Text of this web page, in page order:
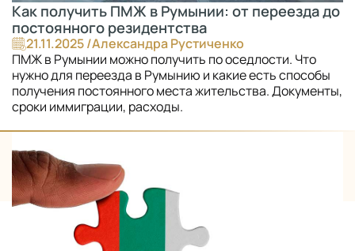
Как получить ПМЖ в Румынии: от переезда до
постоянного резидентства
21.11.2025 /Александра Рустиченко
ПМЖ в Румынии можно получить по оседлости. Что
нужно для переезда в Румынию и какие есть способы
получения постоянного места жительства. Документы,
сроки иммиграции, расходы.